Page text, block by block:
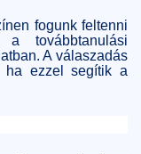
fogunk feltenni
továbbtanulási
A válaszadás
ha ezzel segítik a